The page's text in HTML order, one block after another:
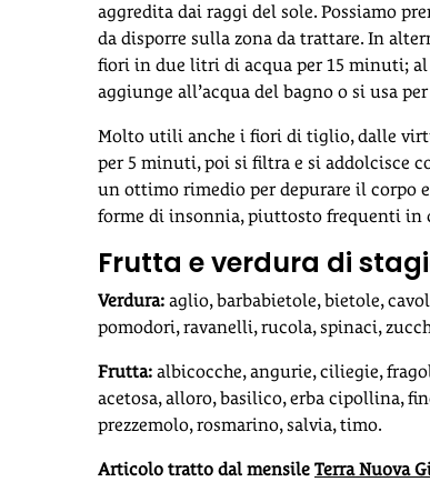
aggredita dai raggi del sole. Possiamo
da disporre sulla zona da trattare. In
fiori in due litri di acqua per 15 minuti;
aggiunge all’acqua del bagno o si usa
Molto utili anche i fiori di tiglio, dalle
per 5 minuti, poi si filtra e si addolcisce
un ottimo rimedio per depurare il corpo
forme di insonnia, piuttosto frequenti in
Frutta e verdura di
Verdura: aglio, barbabietole, bietole,
pomodori, ravanelli, rucola, spinaci,
Frutta: albicocche, angurie, ciliegie,
acetosa, alloro, basilico, erba cipollina,
prezzemolo, rosmarino, salvia, timo.
Articolo tratto dal mensile Terra Nuova